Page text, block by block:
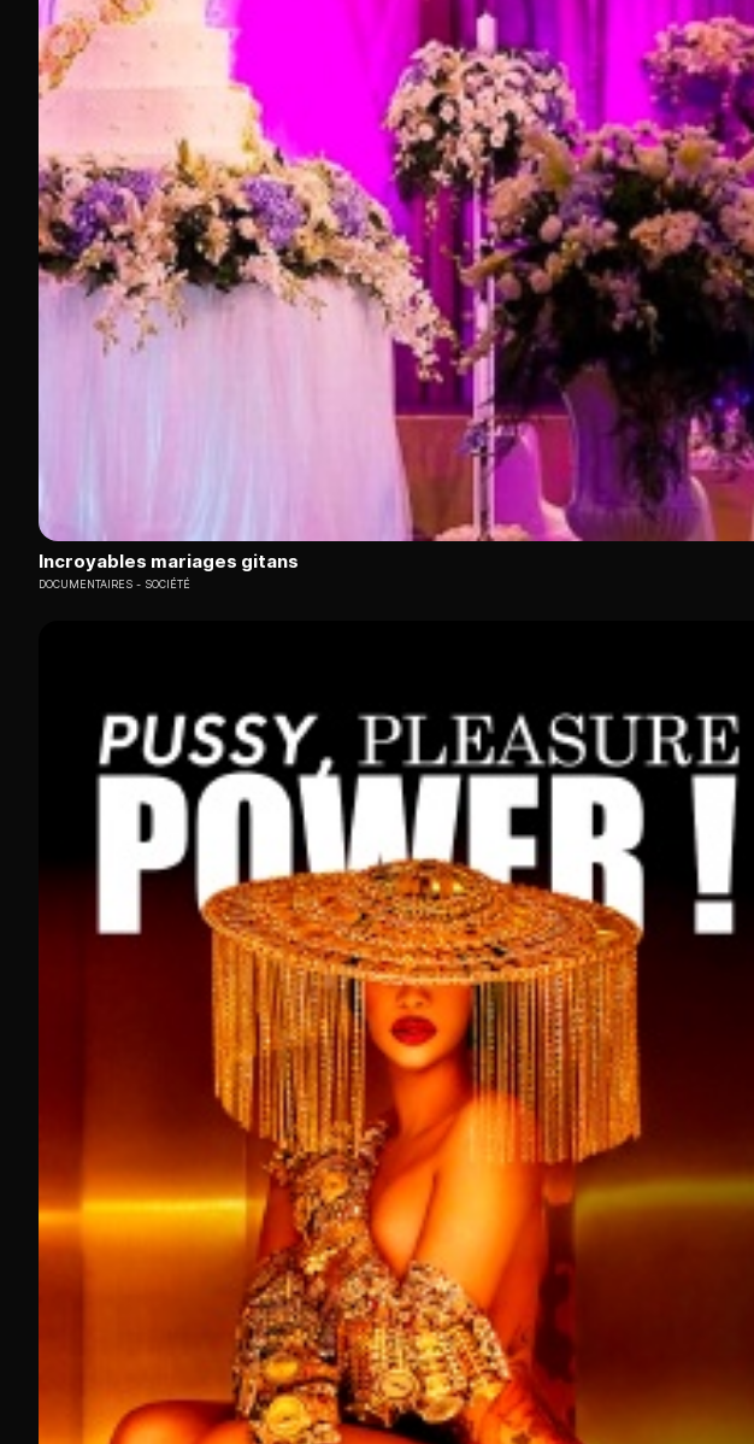
Incroyables mariages gitans
DOCUMENTAIRES SOCIÉTÉ